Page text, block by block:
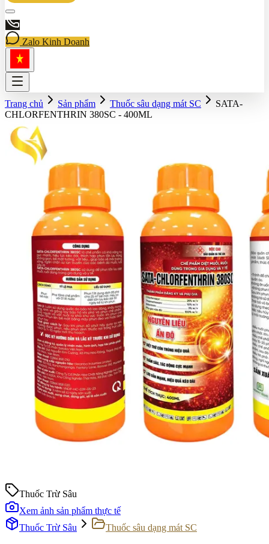
Zalo Kinh Doanh
Trang chủ Sản phẩm Thuốc sâu dạng mát SC
SATA-
CHLORFENTHRIN 380SC - 400ML
Thuốc Trừ Sâu
Xem ảnh sản phẩm thực tế
Thuốc Trừ Sâu
Thuốc sâu dạng mát SC